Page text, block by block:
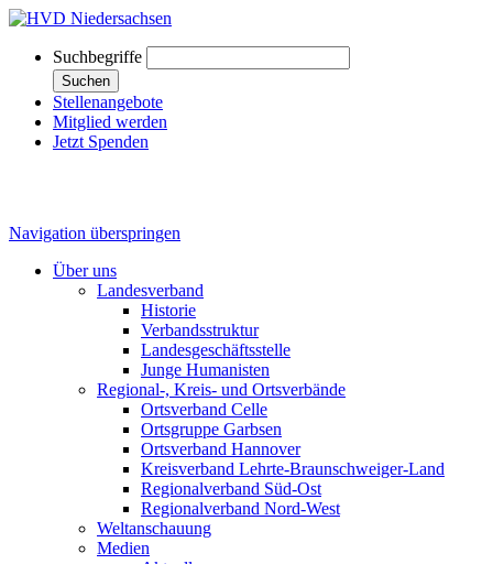
Suchbegriffe
Suchen
Stellenangebote
Mitglied werden
Jetzt Spenden
Navigation überspringen
Über uns
Landesverband
Historie
Verbandsstruktur
Landesgeschäftsstelle
Junge Humanisten
Regional-, Kreis- und Ortsverbände
Ortsverband Celle
Ortsgruppe Garbsen
Ortsverband Hannover
Kreisverband Lehrte-Braunschweiger-Land
Regionalverband Süd-Ost
Regionalverband Nord-West
Weltanschauung
Medien